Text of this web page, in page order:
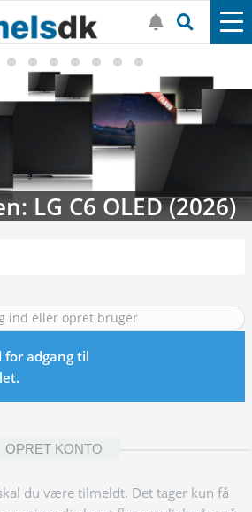
LG C6 OLED (2026)
ind eller opret bruger
for adgang til
OPRET KONTO
du være tilmeldt. Det tager kun få